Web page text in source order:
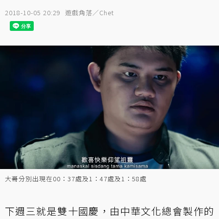
2018-10-05 20:29 遊戲角落／Chet
大哥分別出現在00：37處及1：47處及1：58處
下週三就是雙十國慶，由中華文化總會製作的